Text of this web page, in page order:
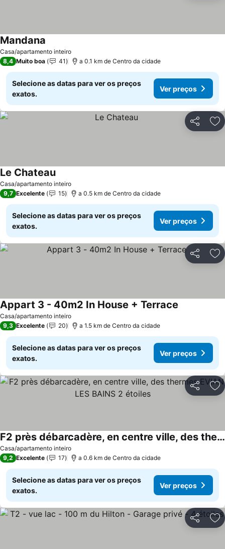
Casa/apartamento inteiro
Mandana
8,4 Muito boa 41 a 0.1 km de Centro da cidade
Selecione as datas para ver os preços
exatos.
Ver preços
Partilhar
Casa/apartamento inteiro
Le Chateau
9,7 Excelente 15 a 0.5 km de Centro da cidade
Selecione as datas para ver os preços
exatos.
Ver preços
Partilhar
Casa/apartamento inteiro
Appart 3 - 40m2 In House + Terrace
9,3 Excelente 20 a 1.5 km de Centro da cidade
Selecione as datas para ver os preços
exatos.
Ver preços
Partilhar
Casa/apartamento inteiro
F2 près débarcadère, en centre ville, des thermes EVIAN LES BAINS 2 étoiles
9,2 Excelente 17 a 0.6 km de Centro da cidade
Selecione as datas para ver os preços
exatos.
Ver preços
Partilhar